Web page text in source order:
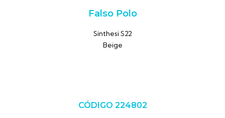
Falso Polo
Sinthesi S22
Beige
CÓDIGO 224802